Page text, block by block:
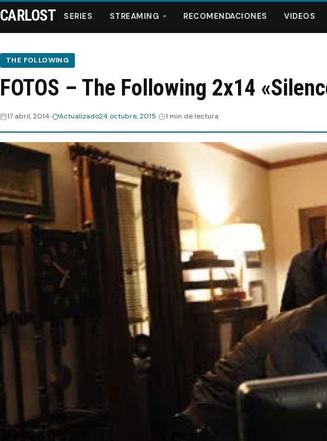
Series
Streaming
Recomendaciones
Videos
Webisodios
CARLOST SERIES STREAMING RECOMENDACIONES VIDEOS
THE FOLLOWING
FOTOS – The Following 2x14
17 abril, 2014 Actualizado24 octubre, 2015 1 min de lectura